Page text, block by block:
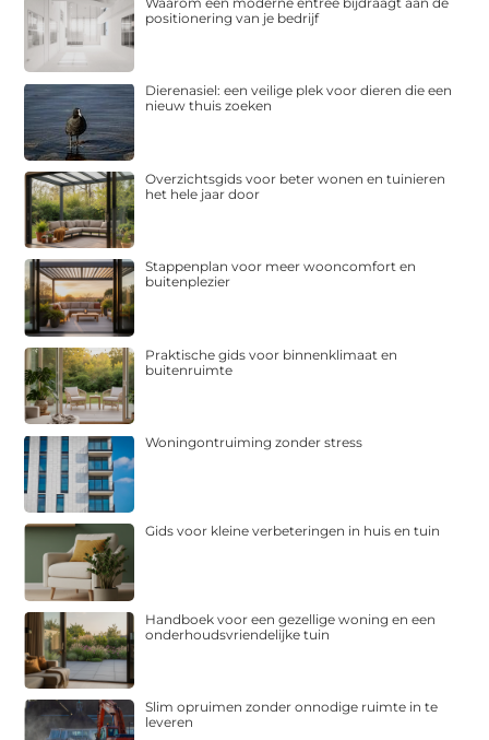
positionering van je bedrijf
Dierenasiel: een veilige plek voor dieren die een
nieuw thuis zoeken
Overzichtsgids voor beter wonen en tuinieren
het hele jaar door
Stappenplan voor meer wooncomfort en
buitenplezier
Praktische gids voor binnenklimaat en
buitenruimte
Woningontruiming zonder stress
Gids voor kleine verbeteringen in huis en tuin
Handboek voor een gezellige woning en een
onderhoudsvriendelijke tuin
Slim opruimen zonder onnodige ruimte in te
leveren